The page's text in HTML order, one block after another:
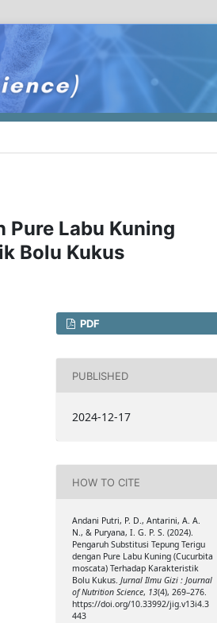
Pure Labu Kuning
Bolu Kukus
PDF
PUBLISHED
2024-12-17
HOW TO CITE
Andani Putri, P. D., Antarini, A. A.
N., & Puryana, I. G. P. S. (2024).
Pengaruh Substitusi Tepung Terigu
dengan Pure Labu Kuning (Cucurbita
moscata) Terhadap Karakteristik
Bolu Kukus. Jurnal Ilmu Gizi : Journal
of Nutrition Science, 13(4), 269–276.
https://doi.org/10.33992/jig.v13i4.3
443